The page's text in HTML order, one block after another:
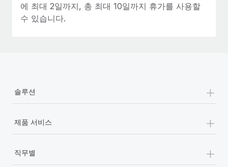
에 최대 2일까지, 총 최대 10일까지 휴가를 사용할
수 있습니다.
솔루션 +
제품 서비스 +
직무별 +